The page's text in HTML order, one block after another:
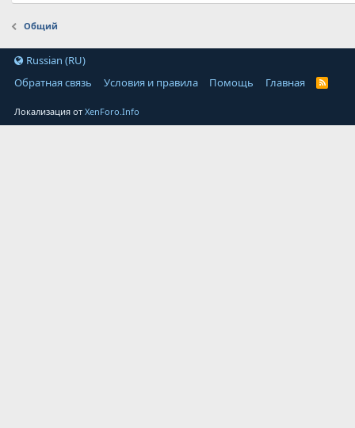
Общий
Russian (RU)
Обратная связь
Условия и правила Помощь Главная
Локализация отXenForo.Info